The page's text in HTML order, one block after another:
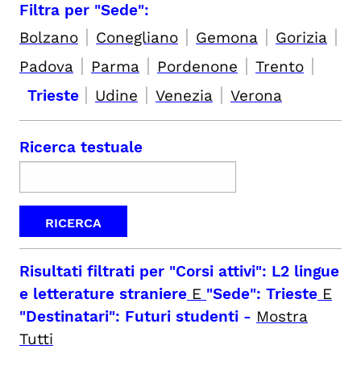
Filtra per "Sede":
Bolzano | Conegliano | Gemona | Gorizia |
Padova | Parma | Pordenone | Trento |
Trieste | Udine | Venezia | Verona
Ricerca testuale
Risultati filtrati per "Corsi attivi": L2 lingue
e letterature straniere E "Sede": Trieste E
"Destinatari": Futuri studenti - Mostra
Tutti